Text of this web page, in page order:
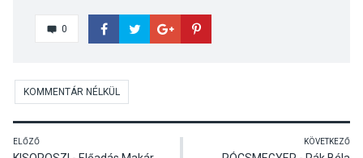
0
KOMMENTÁR NÉLKÜL
ELŐZŐ KÖVETKEZŐ